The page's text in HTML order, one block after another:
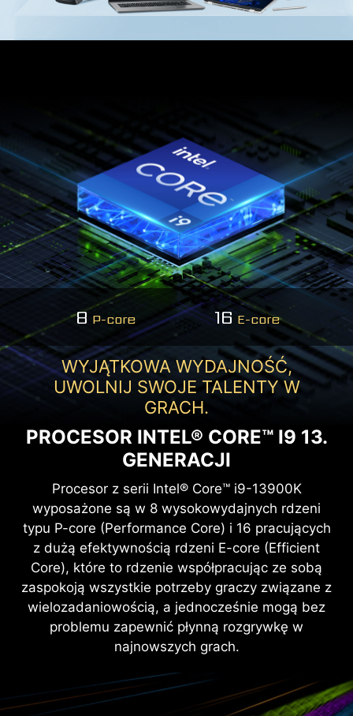
8 P-core 16 E-core
WYJĄTKOWA WYDAJNOŚĆ,
UWOLNIJ SWOJE TALENTY W
GRACH.
PROCESOR INTEL® CORE™ I9 13.
GENERACJI
Procesor z serii Intel® Core™ i9-13900K
wyposażone są w 8 wysokowydajnych rdzeni
typu P-core (Performance Core) i 16 pracujących
z dużą efektywnością rdzeni E-core (Efficient
Core), które to rdzenie współpracując ze sobą
zaspokoją wszystkie potrzeby graczy związane z
wielozadaniowością, a jednocześnie mogą bez
problemu zapewnić płynną rozgrywkę w
najnowszych grach.